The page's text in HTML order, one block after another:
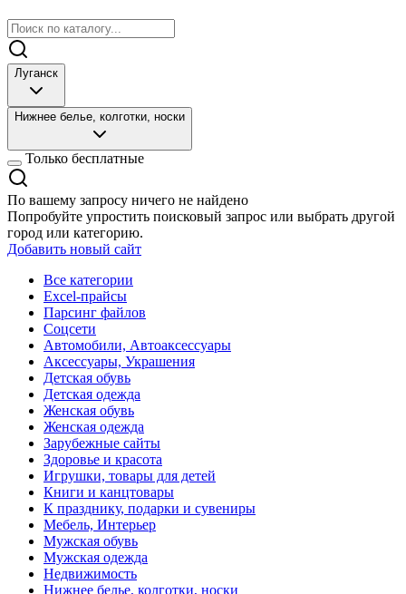
Луганск
Нижнее белье, колготки, носки
Только бесплатные
По вашему запросу ничего не найдено
Попробуйте упростить поисковый запрос или выбрать другой
город или категорию.
Добавить новый сайт
Все категории
Excel-прайсы
Парсинг файлов
Соцсети
Автомобили, Автоаксессуары
Аксессуары, Украшения
Детская обувь
Детская одежда
Женская обувь
Женская одежда
Зарубежные сайты
Здоровье и красота
Игрушки, товары для детей
Книги и канцтовары
К празднику, подарки и сувениры
Мебель, Интерьер
Мужская обувь
Мужская одежда
Недвижимость
Нижнее белье, колготки, носки